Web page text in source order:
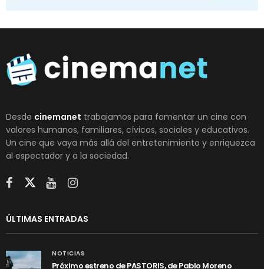
Desde cinemanet trabajamos para fomentar un cine con
valores humanos, familiares, cívicos, sociales y educativos.
Un cine que vaya más allá del entretenimiento y enriquezca
al espectador y a la sociedad.
ÚLTIMAS ENTRADAS
NOTICIAS
Próximo estreno de PASTORIS, de Pablo Moreno